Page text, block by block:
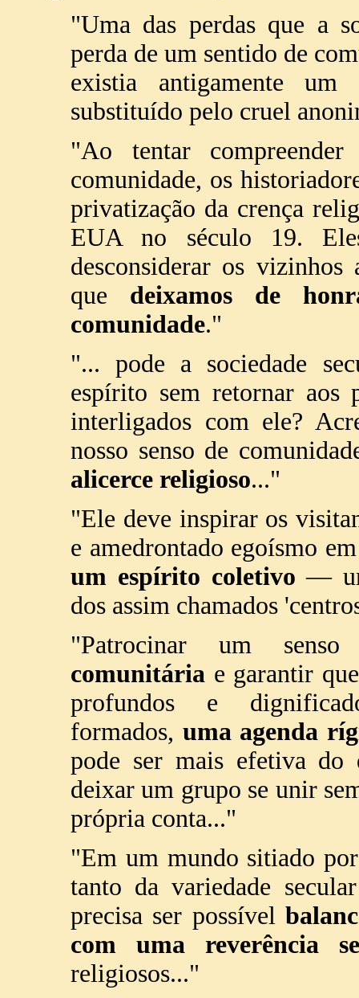
"Uma das perdas que a
perda de um sentido de
existia antigamente
substituído pelo cruel
"Ao tentar
comunidade, os
privatização da crença
EUA no século 19.
desconsiderar os
que deixamos de
comunidade."
"... pode a sociedade
espírito sem retornar aos
interligados com ele?
nosso senso de
alicerce religioso..."
"Ele deve inspirar os
e amedrontado egoísmo
um espírito coletivo —
dos assim chamados
"Patrocinar um
comunitária e garantir
profundos e
formados, uma agenda
pode ser mais efetiva do
deixar um grupo se unir
própria conta..."
"Em um mundo sitiado
tanto da variedade
precisa ser possível
com uma reverência
religiosos..."